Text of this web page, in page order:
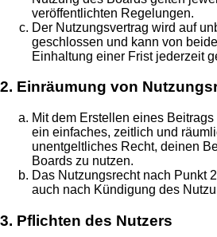
veröffentlichten Regelungen.
Der Nutzungsvertrag wird auf
geschlossen und kann von
Einhaltung einer Frist jederzeit
2. Einräumung von
Mit dem Erstellen eines
ein einfaches, zeitlich und
unentgeltliches Recht, deinen
Boards zu nutzen.
Das Nutzungsrecht nach Punkt
auch nach Kündigung des
3. Pflichten des Nutzers